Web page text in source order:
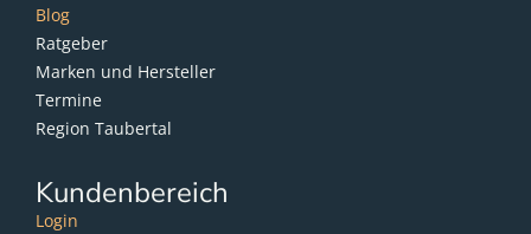
Blog
Ratgeber
Marken und Hersteller
Termine
Region Taubertal
Kundenbereich
Login